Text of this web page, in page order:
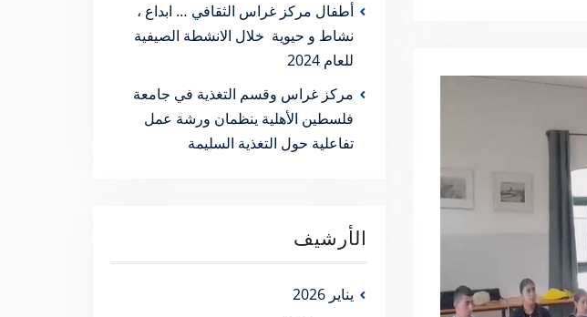
أطفال مركز غراس الثقافي … ابداع ،
نشاط و حيوية خلال الانشطة الصيفية
للعام 2024
مركز غراس وقسم التغذية في جامعة
فلسطين الأهلية ينظمان ورشة عمل
تفاعلية حول التغذية السليمة
الأرشيف
يناير 2026